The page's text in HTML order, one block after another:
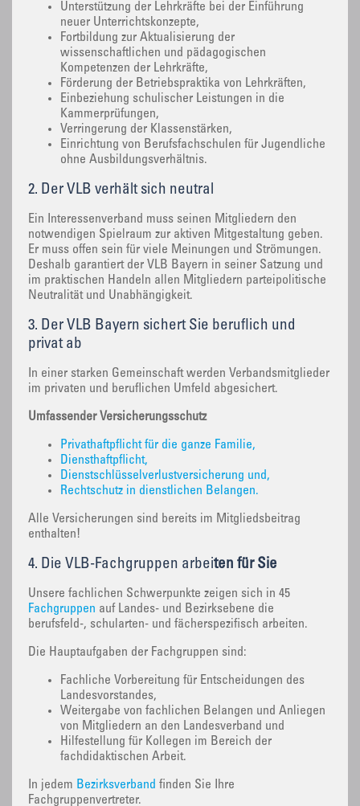
Unterstützung der Lehrkräfte bei der Einführung
neuer Unterrichtskonzepte,
Fortbildung zur Aktualisierung der
wissenschaftlichen und pädagogischen
Kompetenzen der Lehrkräfte,
Förderung der Betriebspraktika von Lehrkräften,
Einbeziehung schulischer Leistungen in die
Kammerprüfungen,
Verringerung der Klassenstärken,
Einrichtung von Berufsfachschulen für Jugendliche
ohne Ausbildungsverhältnis.
2. Der VLB verhält sich neutral
Ein Interessenverband muss seinen Mitgliedern den
notwendigen Spielraum zur aktiven Mitgestaltung geben.
Er muss offen sein für viele Meinungen und Strömungen.
Deshalb garantiert der VLB Bayern in seiner Satzung und
im praktischen Handeln allen Mitgliedern parteipolitische
Neutralität und Unabhängigkeit.
3. Der VLB Bayern sichert Sie beruflich und
privat ab
In einer starken Gemeinschaft werden Verbandsmitglieder
im privaten und beruflichen Umfeld abgesichert.
Umfassender Versicherungsschutz
Privathaftpflicht für die ganze Familie,
Diensthaftpflicht,
Dienstschlüsselverlustversicherung und,
Rechtschutz in dienstlichen Belangen.
Alle Versicherungen sind bereits im Mitgliedsbeitrag
enthalten!
4. Die VLB-Fachgruppen arbeiten für Sie
Unsere fachlichen Schwerpunkte zeigen sich in 45
Fachgruppen auf Landes- und Bezirksebene die
berufsfeld-, schularten- und fächerspezifisch arbeiten.
Die Hauptaufgaben der Fachgruppen sind:
Fachliche Vorbereitung für Entscheidungen des
Landesvorstandes,
Weitergabe von fachlichen Belangen und Anliegen
von Mitgliedern an den Landesverband und
Hilfestellung für Kollegen im Bereich der
fachdidaktischen Arbeit.
In jedem Bezirksverband finden Sie Ihre
Fachgruppenvertreter.